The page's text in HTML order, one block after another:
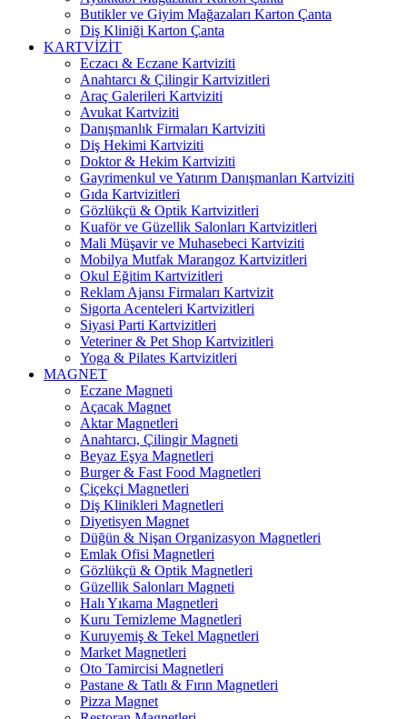
Butikler ve Giyim Mağazaları Karton Çanta
Diş Kliniği Karton Çanta
KARTVİZİT
Eczacı & Eczane Kartviziti
Anahtarcı & Çilingir Kartvizitleri
Araç Galerileri Kartviziti
Avukat Kartviziti
Danışmanlık Firmaları Kartviziti
Diş Hekimi Kartviziti
Doktor & Hekim Kartviziti
Gayrimenkul ve Yatırım Danışmanları Kartviziti
Gıda Kartvizitleri
Gözlükçü & Optik Kartvizitleri
Kuaför ve Güzellik Salonları Kartvizitleri
Mali Müşavir ve Muhasebeci Kartviziti
Mobilya Mutfak Marangoz Kartvizitleri
Okul Eğitim Kartvizitleri
Reklam Ajansı Firmaları Kartvizit
Sigorta Acenteleri Kartvizitleri
Siyasi Parti Kartvizitleri
Veteriner & Pet Shop Kartvizitleri
Yoga & Pilates Kartvizitleri
MAGNET
Eczane Magneti
Açacak Magnet
Aktar Magnetleri
Anahtarcı, Çilingir Magneti
Beyaz Eşya Magnetleri
Burger & Fast Food Magnetleri
Çiçekçi Magnetleri
Diş Klinikleri Magnetleri
Diyetisyen Magnet
Düğün & Nişan Organizasyon Magnetleri
Emlak Ofisi Magnetleri
Gözlükçü & Optik Magnetleri
Güzellik Salonları Magneti
Halı Yıkama Magnetleri
Kuru Temizleme Magnetleri
Kuruyemiş & Tekel Magnetleri
Market Magnetleri
Oto Tamircisi Magnetleri
Pastane & Tatlı & Fırın Magnetleri
Pizza Magnet